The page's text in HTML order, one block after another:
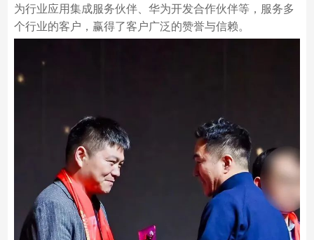
为行业应用集成服务伙伴、华为开发合作伙伴等，服务多
个行业的客户，赢得了客户广泛的赞誉与信赖。